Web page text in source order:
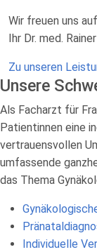
Wir freuen uns
Ihr Dr. med.
Zu unseren
Unsere
Als Facharzt für
Patientinnen eine
vertrauensvollen
umfassende
das Thema
Individuelle